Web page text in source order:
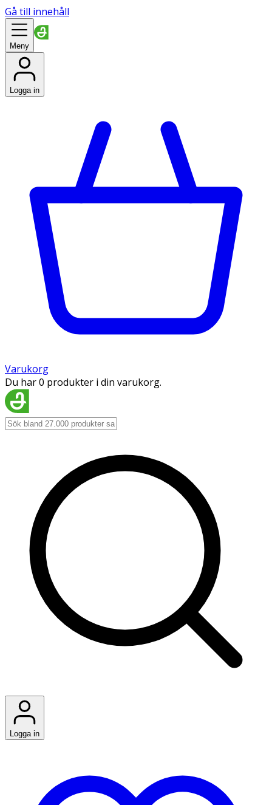
Gå till innehåll
Meny
Logga in
Varukorg
Du har 0 produkter i din varukorg.
Logga in